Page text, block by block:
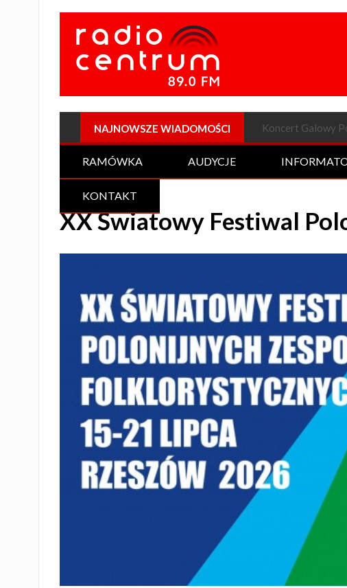
NAJNOWSZE WIADOMOŚCI Plenerowa
RAMÓWKA AUDYCJE
KONTAKT
XX Światowy Festiwal